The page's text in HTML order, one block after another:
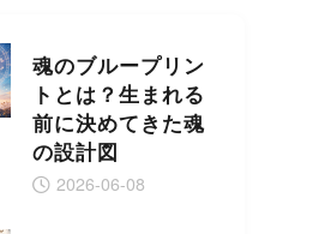
魂のブループリン
トとは？生まれる
前に決めてきた魂
の設計図
2026-06-08